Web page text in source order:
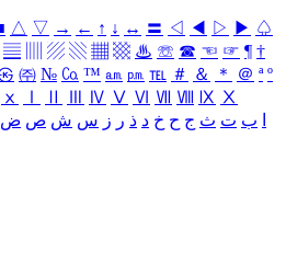
△ ▽ → ← ↑ ↓ ↔ 〓 ◁ ◀ ▷ ▶ ♤
▤ ▨ ▧ ▦ ▩ ♨ ☏ ☎ ☜ ☞ ¶ †
㈜ № ㏇ ™ ㏂ ㏘ ℡ ＃ ＆ ＊ ＠ ª º
ⅹ Ⅳ Ⅴ Ⅵ Ⅶ Ⅷ Ⅸ Ⅹ
ب ت ث ج ح خ د ذ ر ز س ش ص ض